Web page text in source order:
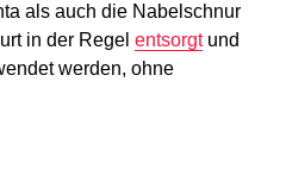
als auch die Nabelschnur
in der Regel entsorgtund
werden, ohne